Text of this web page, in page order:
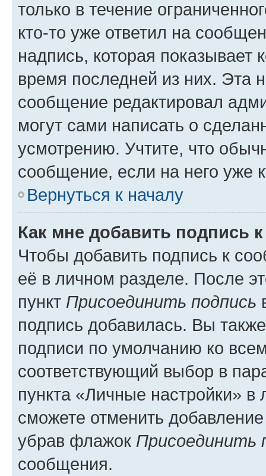
только в течение
кто-то уже ответил на
надпись, которая показывает
время последней из них. Эта
сообщение редактировал
могут сами написать о
усмотрению. Учтите, что
сообщение, если на него уже
Вернуться к началу
Как мне добавить подпись
Чтобы добавить подпись к
её в личном разделе. После
пункт Присоединить подпись
подпись добавилась. Вы
подписи по умолчанию ко
соответствующий выбор в
пункта «Личные настройки»
сможете отменить
убрав флажок Присоединить
сообщения.